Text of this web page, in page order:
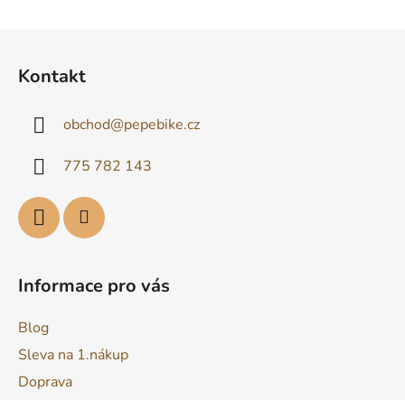
Kontakt
obchod@pepebike.cz
775 782 143
Informace pro vás
Blog
Sleva na 1.nákup
Doprava